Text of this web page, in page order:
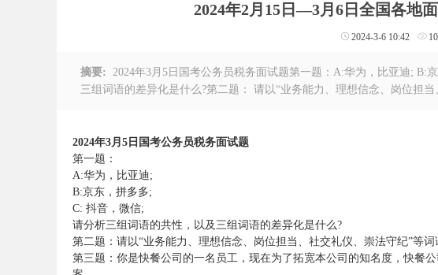
2024年2月15日—3月6日全国各地
2024-3-6 10:42
摘要: 2024年3月5日国考公务员税务面试题第一题：A:华为，比亚迪; B:
三组词语的差异化是什么?第二题： 请以“业务能力、理想信念、岗位担
2024年3月5日国考公务员税务面试题
第一题：
A:华为，比亚迪;
B:京东，拼多多;
C: 抖音，微信;
请分析三组词语的共性，以及三组词语的差异化是什么?
第二题： 请以“业务能力、理想信念、岗位担当、社交礼仪、崇法守纪”等
第三题： 你是快餐公司的一名员工，现在为了拓宽本公司的知名度，快餐